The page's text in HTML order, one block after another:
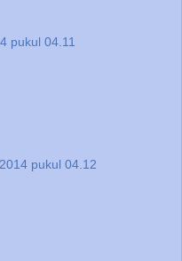
pukul 04.11
pukul 04.12